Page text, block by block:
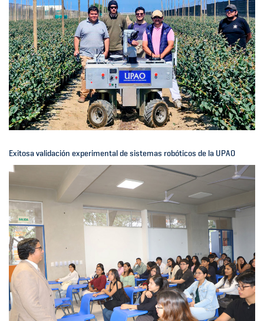
Exitosa validación experimental de sistemas robóticos de la UPAO